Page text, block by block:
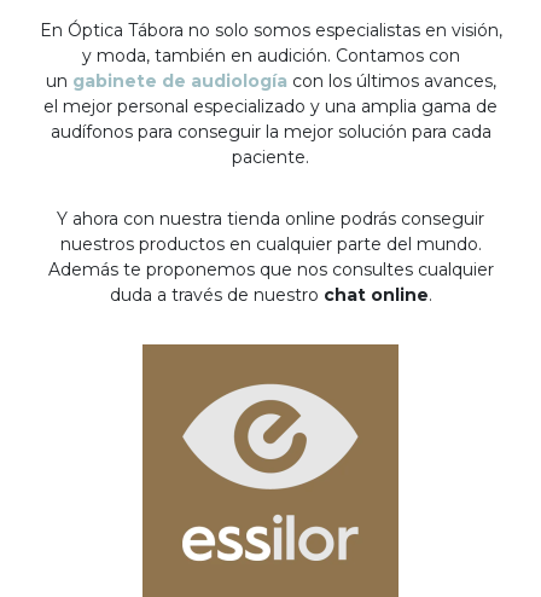
En Óptica Tábora no solo somos especialistas en visión,
y moda, también en audición. Contamos con
un gabinete de audiología con los últimos avances,
el mejor personal especializado y una amplia gama de
audífonos para conseguir la mejor solución para cada
paciente.
Y ahora con nuestra tienda online podrás conseguir
nuestros productos en cualquier parte del mundo.
Además te proponemos que nos consultes cualquier
duda a través de nuestro chat online.